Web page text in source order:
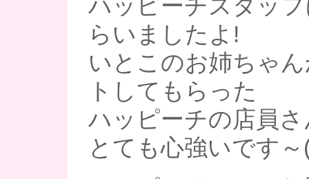
ハッピーチスタッ
らいましたよ!
いとこのお姉ちゃ
トしてもらった
ハッピーチの店員
とても心強いです～